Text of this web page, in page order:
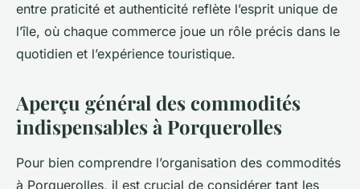
entre praticité et authenticité reflète l’esprit unique de
l’île, où chaque commerce joue un rôle précis dans le
quotidien et l’expérience touristique.
Aperçu général des commodités
indispensables à Porquerolles
Pour bien comprendre l’organisation des commodités
à Porquerolles, il est crucial de considérer tant les